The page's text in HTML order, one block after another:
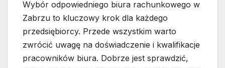
Wybór odpowiedniego biura rachunkowego w
Zabrzu to kluczowy krok dla każdego
przedsiębiorcy. Przede wszystkim warto
zwrócić uwagę na doświadczenie i kwalifikacje
pracowników biura. Dobrze jest sprawdzić,